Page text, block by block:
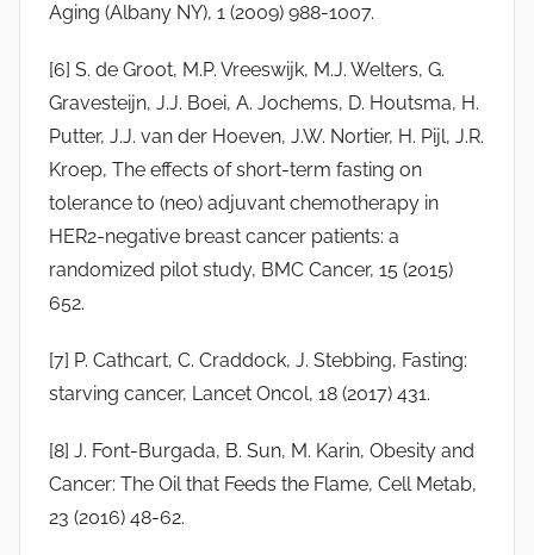
Aging (Albany NY), 1 (2009) 988-1007.
[6] S. de Groot, M.P. Vreeswijk, M.J. Welters, G.
Gravesteijn, J.J. Boei, A. Jochems, D. Houtsma, H.
Putter, J.J. van der Hoeven, J.W. Nortier, H. Pijl, J.R.
Kroep, The effects of short-term fasting on
tolerance to (neo) adjuvant chemotherapy in
HER2-negative breast cancer patients: a
randomized pilot study, BMC Cancer, 15 (2015)
652.
[7] P. Cathcart, C. Craddock, J. Stebbing, Fasting:
starving cancer, Lancet Oncol, 18 (2017) 431.
[8] J. Font-Burgada, B. Sun, M. Karin, Obesity and
Cancer: The Oil that Feeds the Flame, Cell Metab,
23 (2016) 48-62.